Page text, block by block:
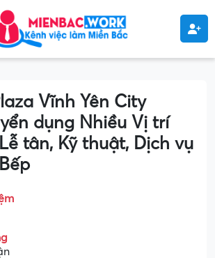
Vĩnh Yên City
dụng Nhiều Vị trí
tân, Kỹ thuật, Dịch vụ